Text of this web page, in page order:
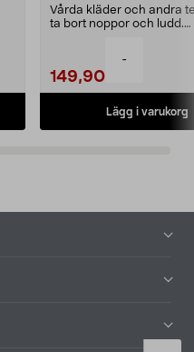
-
Vårda kläder och andra
ta bort noppor och ludd.
149,90
Lägg i varukorg